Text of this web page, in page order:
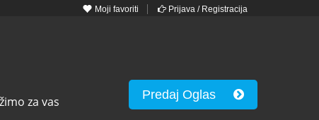
Moji favoriti Prijava / Registracija
za vas Predaj Oglas